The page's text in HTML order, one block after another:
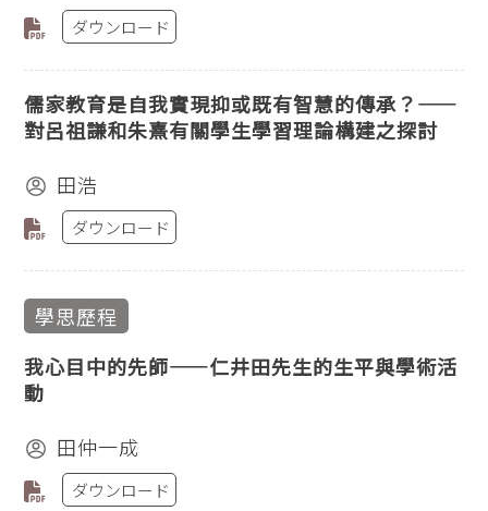
ダウンロード
儒家教育是自我實現抑或既有智慧的傳承？——
對呂祖謙和朱熹有關學生學習理論構建之探討
田浩
ダウンロード
學思歷程
我心目中的先師——仁井田先生的生平與學術活
動
田仲一成
ダウンロード